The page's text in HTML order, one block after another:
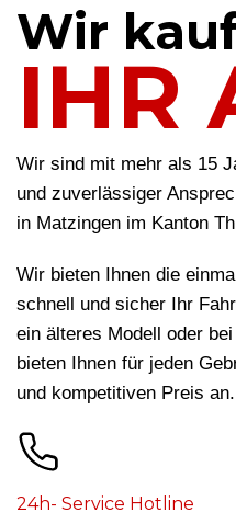
Wir
IHR
Wir sind mit mehr als 15
und zuverlässiger
in Matzingen im Kanton
Wir bieten Ihnen die
schnell und sicher Ihr
ein älteres Modell oder
bieten Ihnen für jeden
und kompetitiven Preis an.
24h- Service Hotline